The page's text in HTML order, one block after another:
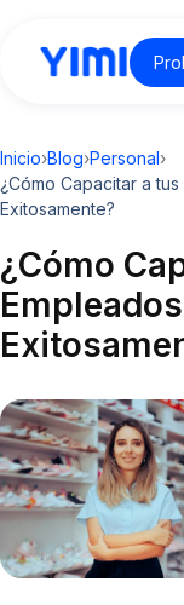
Inicio›Blog›Personal›
¿Cómo Capacitar a
Exitosamente?
¿Cómo